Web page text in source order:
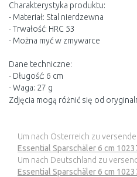
Charakterystyka produktu:
- Materiał: Stal nierdzewna
- Trwałość: HRC 53
- Można myć w zmywarce
Dane techniczne:
- Długość: 6 cm
- Waga: 27 g
Zdjęcia mogą różnić się od
Um nach Österreich zu
Essential Sparschäler 6 cm
Um nach Deutschland zu
Essential Sparschäler 6 cm